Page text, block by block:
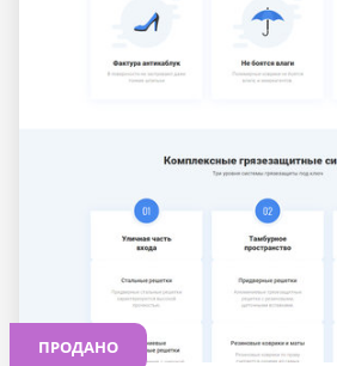
ПРОДАНО